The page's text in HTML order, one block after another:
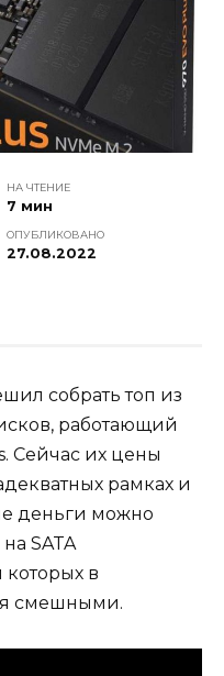
НА ЧТЕНИЕ
7 мин
ОПУБЛИКОВАНО
27.08.2022
собрать топ из
работающий
Сейчас их цены
рамках и
деньги можно
SATA
которых в
смешными.